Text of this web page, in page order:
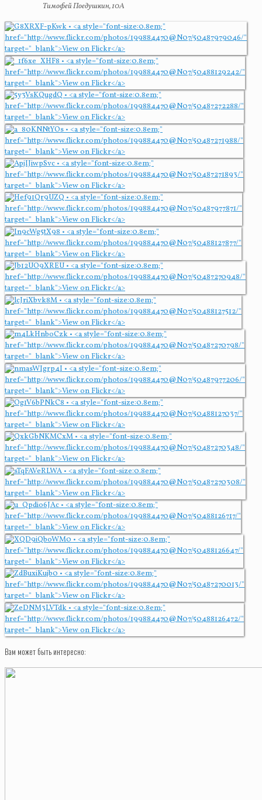
Тимофей Поедушкин, 10А
Вам может быть интересно: